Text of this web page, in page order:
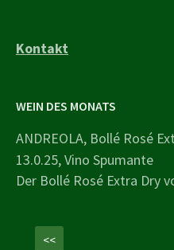
Kontakt
WEIN DES MONATS
ANDREOLA, Bollé Rosé
13.0.25, Vino Spumante
Der Bollé Rosé Extra Dry
<<